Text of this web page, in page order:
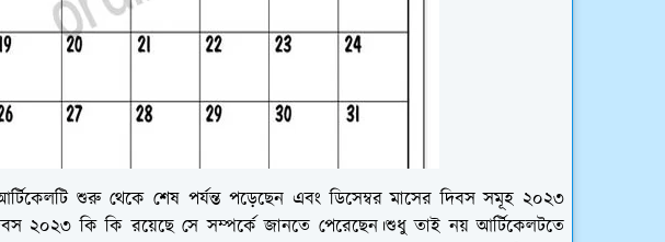
শুরু থেকে শেষ পর্যন্ত পড়েছেন এবং ডিসেম্বর মাসের দিবস সমূহ ২০২৩
২০২৩ কি কি রয়েছে সে সম্পর্কে জানতে পেরেছেন।শুধু তাই নয় আর্টিকেলটতে